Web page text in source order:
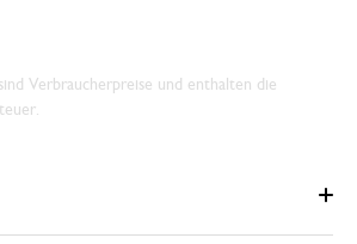
Verbraucherpreise und enthalten die